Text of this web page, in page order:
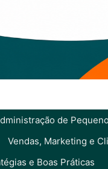
de
Vendas, Marketing e
e Boas Práticas